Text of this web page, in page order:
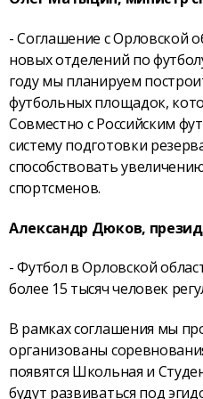
- Соглашение с Орловской
новых отделений по
году мы планируем
футбольных площадок,
Совместно с Российским
систему подготовки
способствовать
спортсменов.
Александр Дюков,
- Футбол в Орловской
более 15 тысяч человек
В рамках соглашения мы
организованы
появятся Школьная и
будут развиваться под